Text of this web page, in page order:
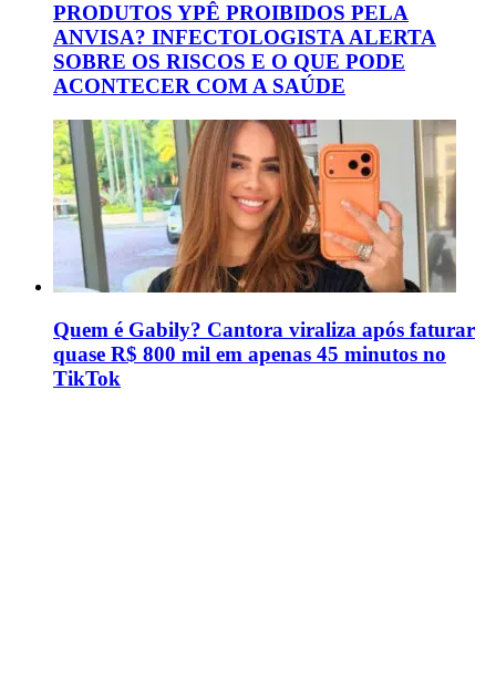
PRODUTOS YPÊ PROIBIDOS PELA
ANVISA? INFECTOLOGISTA ALERTA
SOBRE OS RISCOS E O QUE PODE
ACONTECER COM A SAÚDE
Quem é Gabily? Cantora viraliza após faturar
quase R$ 800 mil em apenas 45 minutos no
TikTok